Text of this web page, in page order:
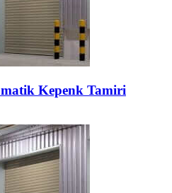
Kepenk Tamiri